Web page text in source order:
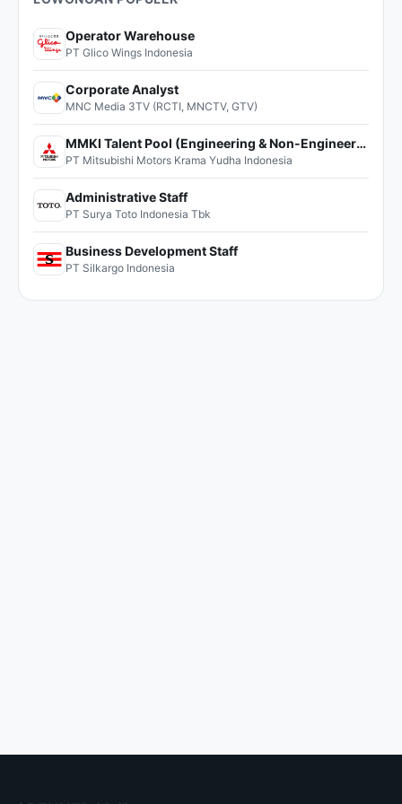
Operator Warehouse
PT Glico Wings Indonesia
Corporate Analyst
MNC Media 3TV (RCTI, MNCTV, GTV)
MMKI Talent Pool (Engineering & Non-Engineering)
PT Mitsubishi Motors Krama Yudha Indonesia
Administrative Staff
PT Surya Toto Indonesia Tbk
Business Development Staff
PT Silkargo Indonesia